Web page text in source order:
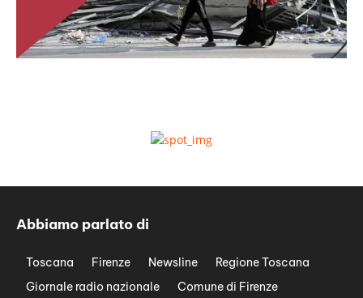
Abbiamo parlato di
Toscana Firenze Newsline
Regione Toscana
Giornale radio nazionale
Comune di Firenze